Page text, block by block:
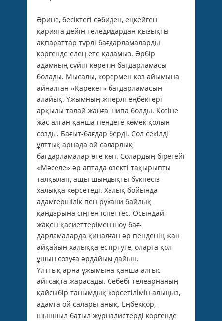
Әрине, бесіктегі сәбиден, еңкейген
қарияға дейін теледидардан қызықты
ақпараттар түрлі бағдарламаларды
көргенде елең ете қаламыз. Әрбір
адамның сүйіп көретін бағдарламасы
болады. Мысалы, көрермен көз айымына
айналған «Қарекет» бағдарламасын
алайық. Ұжымның жігерлі еңбектері
арқылы талай жанға шипа болды. Көзіне
жас алған қанша пендеге көмек қолын
созды. Бағыт-бағдар берді. Сол секілді
ұлттық арнада ой саларлық
бағдарламалар өте көп. Солардың бірегейі
«Мәселе» әр аптада өзекті тақы­рыпты
тал­қы­лап, ащы шындықты бүкпесіз
халыққа көрсетеді. Халық бойында
адамгершілік пен рухани байлық
қандарына сіңген іспеттес. Осындай
жақсы қасиеттерімен шоу бағ­
дарламаларда қиналған әр пенденің жан
айқайын халыққа естіртуге, оларға қол
ұшын созуға әрдайым дайын.
Ұлттық арна ұжы­мы­на қанша алғыс
айтсақта жарасады. Себебі телеарна­ның
қайсыбір танымдық көрсетілімін алыңыз,
адамға ой салары анық. Еңбекқор,
шыншыл батыл журналистерді көргенде